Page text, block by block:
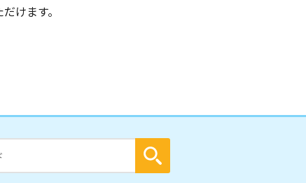
けます。